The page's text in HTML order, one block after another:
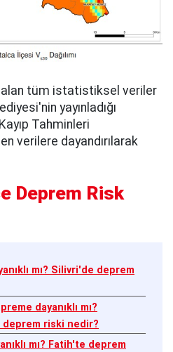
alan tüm istatistiksel veriler
yayınladığı
Tahminleri
verilere dayandırılarak
Deprem Risk
mı? Silivri'de deprem
dayanıklı mı?
deprem riski nedir?
mı? Fatih'te deprem